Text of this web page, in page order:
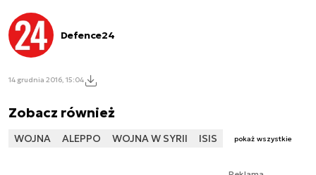
Defence24
14 grudnia 2016, 15:04
Zobacz również
WOJNA ALEPPO WOJNA W SYRII ISIS pokaż wszystkie